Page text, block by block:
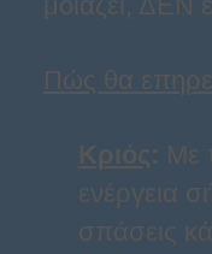
Πώς θα
Κριός: Με
ενέργεια
σπάσεις